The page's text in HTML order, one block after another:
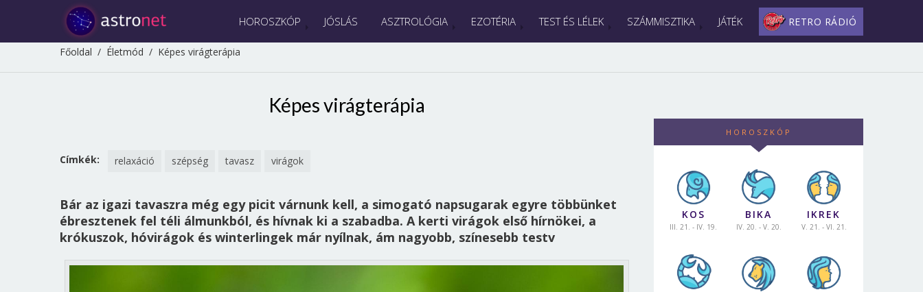
HOROSZKÓP JÓSLÁS ASZTROLÓGIA EZOTÉRIA TEST ÉS LÉLEK SZÁMMISZTIKA JÁTÉK RETRO RÁDIÓ
Főoldal / Életmód / Képes virágterápia
Képes virágterápia
Címkék: relaxáció szépség tavasz virágok
Bár az igazi tavaszra még egy picit várnunk kell, a simogató napsugarak egyre többünket
ébresztenek fel téli álmunkból, és hívnak ki a szabadba. A kerti virágok első hírnökei, a
krókuszok, hóvirágok és winterlingek már nyílnak, ám nagyobb, színesebb testv
HOROSZKÓP
KOS
III. 21. - IV. 19.
BIKA
IV. 20. - V. 20.
IKREK
V. 21. - VI. 21.